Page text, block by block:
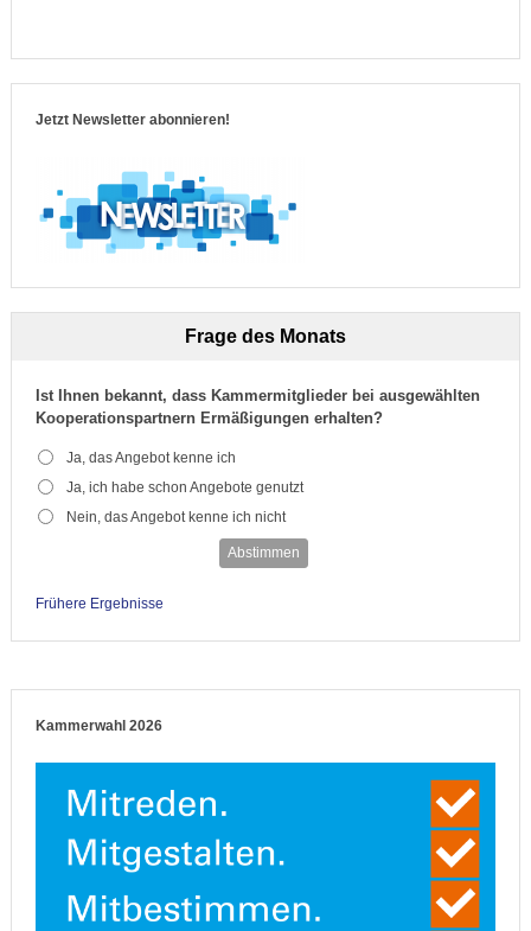
Jetzt Newsletter abonnieren!
Frage des Monats
Ist Ihnen bekannt, dass Kammermitglieder bei ausgewählten
Kooperationspartnern Ermäßigungen erhalten?
Ja, das Angebot kenne ich
Ja, ich habe schon Angebote genutzt
Nein, das Angebot kenne ich nicht
Abstimmen
Frühere Ergebnisse
Kammerwahl 2026